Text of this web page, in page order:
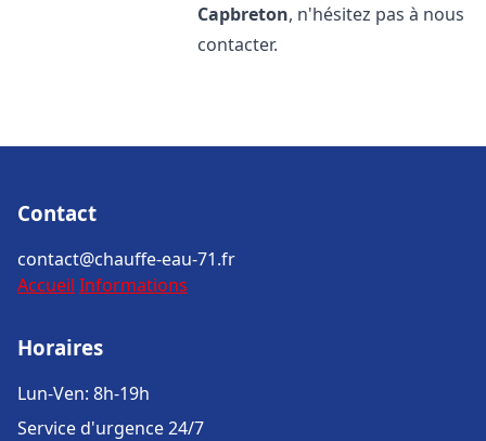
Capbreton, n'hésitez pas à nous
contacter.
Contact
contact@chauffe-eau-71.fr
Accueil Informations
Horaires
Lun-Ven: 8h-19h
Service d'urgence 24/7